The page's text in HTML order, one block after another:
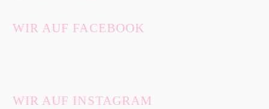
WIR AUF FACEBOOK
WIR AUF INSTAGRAM